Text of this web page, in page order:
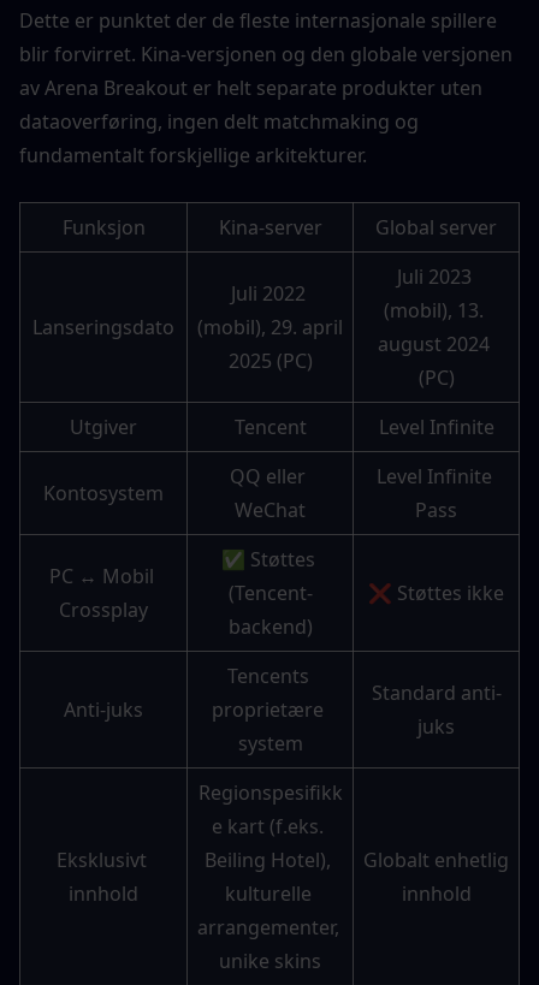
Dette er punktet der de fleste internasjonale spillere
blir forvirret. Kina-versjonen og den globale versjonen
av Arena Breakout er helt separate produkter uten
dataoverføring, ingen delt matchmaking og
fundamentalt forskjellige arkitekturer.
Funksjon Kina-server Global server
Lanseringsdato
Juli 2022
(mobil), 29. april
2025 (PC)
Juli 2023
(mobil), 13.
august 2024
(PC)
Utgiver
Tencent Level Infinite
Kontosystem
QQ eller
WeChat
Level Infinite
Pass
PC ↔ Mobil
Crossplay
✅ Støttes
(Tencent-
backend)
❌ Støttes ikke
Anti-juks
Tencents
proprietære
system
Standard anti-
juks
Eksklusivt
innhold
Regionspesifikk
e kart (f.eks.
Beiling Hotel),
kulturelle
arrangementer,
unike skins
Globalt enhetlig
innhold